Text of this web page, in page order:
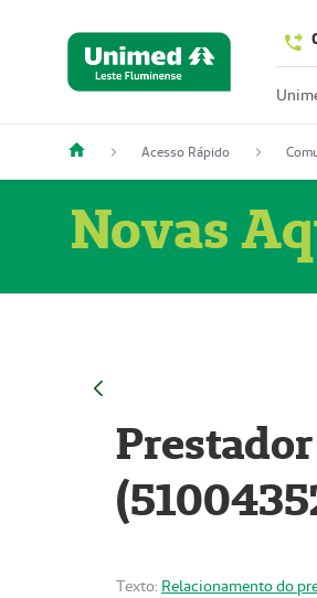
Acesso Rápido
Novas
Texto: Relacionamento do